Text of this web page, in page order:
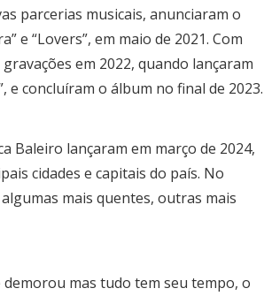
parcerias musicais, anunciaram o
e “Lovers”, em maio de 2021. Com
em 2022, quando lançaram
e concluíram o álbum no final de 2023.
Baleiro lançaram em março de 2024,
cidades e capitais do país. No
mais quentes, outras mais
demorou mas tudo tem seu tempo, o